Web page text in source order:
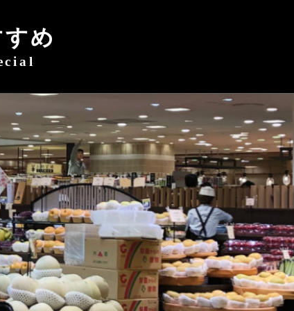
め